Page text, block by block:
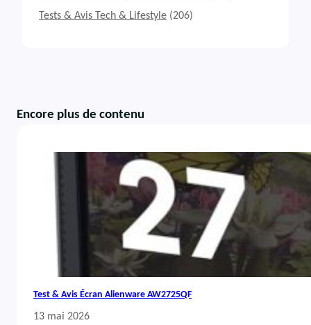
Tests & Avis Tech & Lifestyle (206)
Encore plus de contenu
Test & Avis Écran Alienware AW2725QF
13 mai 2026